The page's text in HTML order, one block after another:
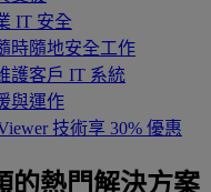
IT 安全
時隨地安全工作
護客戶 IT 系統
與運作
技術享 30% 優惠
的熱門解決方案